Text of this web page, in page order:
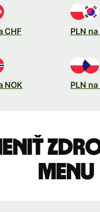
CHF PLN na
NOK PLN na
menu